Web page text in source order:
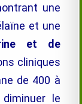
une
et une
et de
cliniques
de 400 à
le